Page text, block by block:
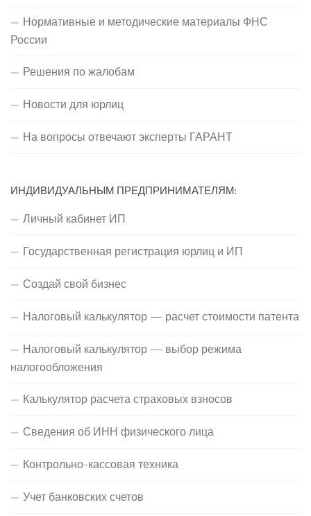
Нормативные и методические материалы ФНС
России
Решения по жалобам
Новости для юрлиц
На вопросы отвечают эксперты ГАРАНТ
ИНДИВИДУАЛЬНЫМ ПРЕДПРИНИМАТЕЛЯМ:
Личный кабинет ИП
Государственная регистрация юрлиц и ИП
Создай свой бизнес
Налоговый калькулятор — расчет стоимости патента
Налоговый калькулятор — выбор режима
налогообложения
Калькулятор расчета страховых взносов
Сведения об ИНН физического лица
Контрольно-кассовая техника
Учет банковских счетов